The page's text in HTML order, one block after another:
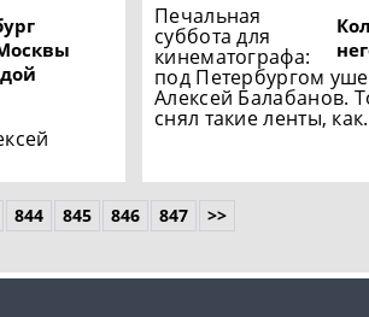
Печальная
суббота для
кинематографа:
под Петербургом
Алексей Балабанов.
снял такие ленты,
844 845 846 847 >>